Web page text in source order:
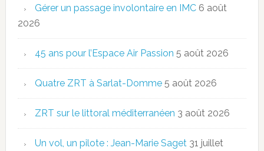
Gérer un passage involontaire en IMC 6 août
2026
45 ans pour l’Espace Air Passion 5 août 2026
Quatre ZRT à Sarlat-Domme 5 août 2026
ZRT sur le littoral méditerranéen 3 août 2026
Un vol, un pilote : Jean-Marie Saget 31 juillet